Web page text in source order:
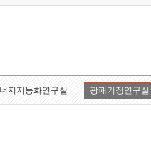
기획본부
지지능화연구실 광패키징연구실